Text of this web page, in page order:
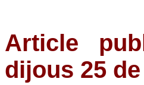
Article
dijous 25